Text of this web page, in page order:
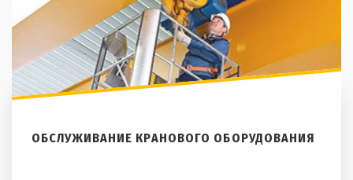
ОБСЛУЖИВАНИЕ КРАНОВОГО ОБОРУДОВАНИЯ